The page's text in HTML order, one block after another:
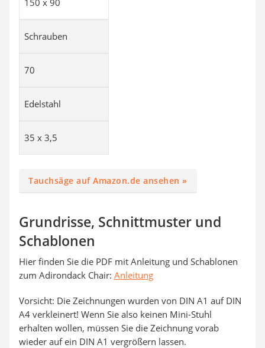
150 x 90
Schrauben
70
Edelstahl
35 x 3,5
Tauchsäge auf Amazon.de ansehen »
Grundrisse, Schnittmuster und
Schablonen
Hier finden Sie die PDF mit Anleitung und Schablonen
zum Adirondack Chair: Anleitung
Vorsicht: Die Zeichnungen wurden von DIN A1 auf DIN
A4 verkleinert! Wenn Sie also keinen Mini-Stuhl
erhalten wollen, müssen Sie die Zeichnung vorab
wieder auf ein DIN A1 vergrößern lassen.